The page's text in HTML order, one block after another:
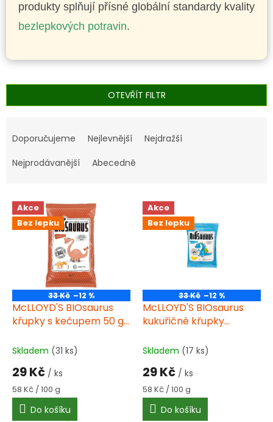
produkty splňují přísné globální standardy kvality
bezlepkových potravin.
OTEVŘÍT FILTR
a
e
p
o
ů
Doporučujeme Nejlevnější
Nejdražší
Nejprodávanější
Abecedně
V
p
o
d
Akce
Bez lepku
33 Kč –12 %
McLLOYD'S BIOsaurus
křupky s kečupem 50 g
Skladem (31 ks)
29 Kč / ks
Měrná
cena:
58 Kč / 100 g
Do košíku
Akce
Bez lepku
33 Kč –12 %
McLLOYD'S BIOsaurus
kukuřičné křupky
Skladem (17 ks)
29 Kč / ks
Měrná
cena:
58 Kč / 100 g
Do košíku